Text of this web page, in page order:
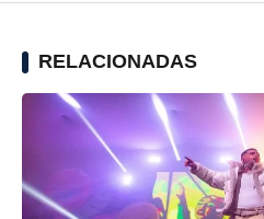
RELACIONADAS